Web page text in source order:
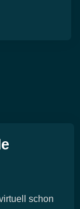
schon